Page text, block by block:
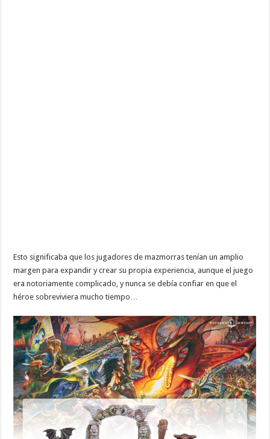
Esto significaba que los jugadores de mazmorras tenían un amplio
margen para expandir y crear su propia experiencia, aunque el juego
era notoriamente complicado, y nunca se debía confiar en que el
héroe sobreviviera mucho tiempo…